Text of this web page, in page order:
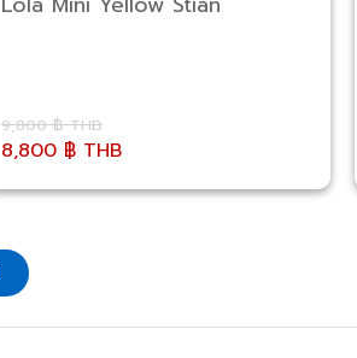
9,800 ฿ THB
8,800 ฿ THB